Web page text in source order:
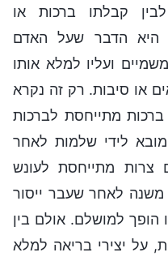
קבלתו ברכות או
היא הדבר שעל האדם
ועליו למלא אותו
או סיבות. רק זה נקרא
מתייחסת לברכות
לידי שלמות לאחר
צרות מתייחסת לעונש
לאחר שעבר ייסור
הופך למושלם. אולם בין
על יצירי בריאה למלא